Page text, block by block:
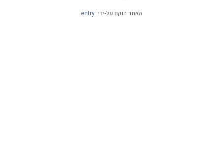
האתר הוקם על-ידי:entry
.